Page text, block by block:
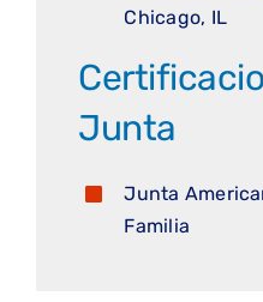
Chicago, IL
Junta
Junta
Familia